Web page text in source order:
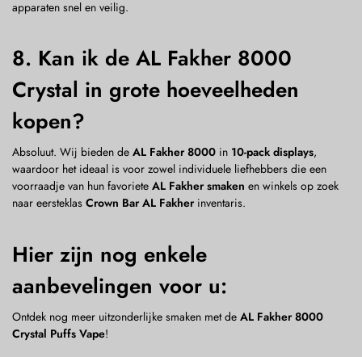
apparaten snel en veilig.
8. Kan ik de AL Fakher 8000
Crystal in grote hoeveelheden
kopen?
Absoluut. Wij bieden de AL Fakher 8000 in 10-pack displays,
waardoor het ideaal is voor zowel individuele liefhebbers die een
voorraadje van hun favoriete AL Fakher smaken en winkels op zoek
naar eersteklas Crown Bar AL Fakher inventaris.
Hier zijn nog enkele
aanbevelingen voor u:
Ontdek nog meer uitzonderlijke smaken met de AL Fakher 8000
Crystal Puffs Vape!